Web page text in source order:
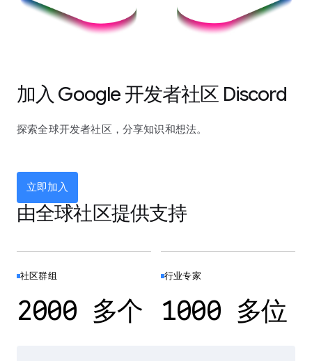
加入 Google 开发者社区 Discord
探索全球开发者社区，分享知识和想法。
立即加入
由全球社区提供支持
社区群组
2000 多个
行业专家
1000 多位